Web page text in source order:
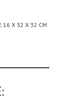
16 X 32 X 32 CM